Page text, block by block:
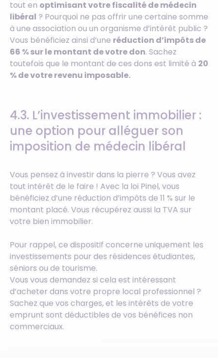
tout en optimisant votre fiscalité de médecin
libéral ? Pourquoi ne pas offrir une certaine somme
à une association ou un organisme d’intérêt public ?
Vous bénéficiez ainsi d’une réduction d’impôts de
66 % sur le montant de votre don. Sachez
toutefois que le montant de ces dons est limité à 20
% de votre revenu imposable.
4.3. L’investissement immobilier :
une option pour alléguer son
imposition de médecin libéral
Vous pensez à investir dans la pierre ? Vous avez
tout intérêt de le faire ! Avec la loi Pinel, vous
bénéficiez d’une réduction d’impôts de 11 % sur le
montant placé. Vous récupérez aussi la TVA sur
votre bien immobilier.
Pour rappel, ce dispositif concerne uniquement les
investissements pour des résidences étudiantes,
séniors ou de tourisme.
Vous vous demandez si cela est intéressant
d’acheter dans votre propre local professionnel ?
Sachez que vos charges, et les intérêts de votre
emprunt sont déductibles de vos bénéfices non
commerciaux.